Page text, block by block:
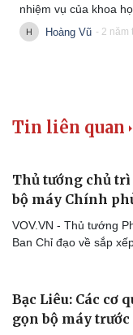
nhiệm vụ của khoa
Hoàng Vũ - 2 năm
Tin liên quan
Thủ tướng chủ
bộ máy Chính
VOV.VN - Thủ tướng
Ban Chỉ đạo về sắp
Bạc Liêu: Các cơ
gọn bộ máy trước